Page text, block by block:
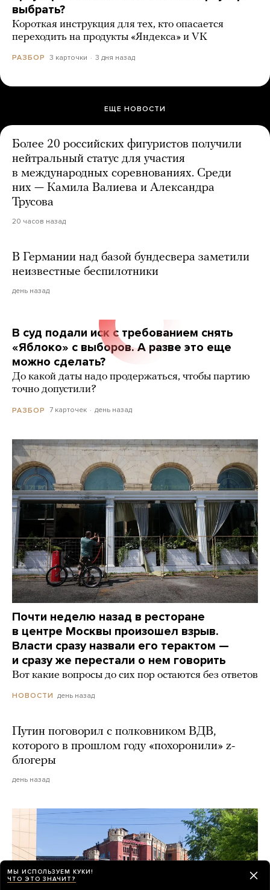
выбрать?
Короткая инструкция для тех, кто опасается
переходить на продукты «Яндекса» и VK
РАЗБОР 3 карточки 3 дня назад
ЕЩЕ НОВОСТИ
Более 20 российских фигуристов получили
нейтральный статус для участия
в международных соревнованиях. Среди
них — Камила Валиева и Александра
Трусова
20 часов назад
В Германии над базой бундесвера заметили
неизвестные беспилотники
день назад
В суд подали иск с требованием снять
«Яблоко» с выборов. А разве это еще
можно сделать?
До какой даты надо продержаться, чтобы партию
точно допустили?
РАЗБОР 7 карточек день назад
Почти неделю назад в ресторане
в центре Москвы произошел взрыв.
Власти сразу назвали его терактом —
и сразу же перестали о нем говорить
Вот какие вопросы до сих пор остаются без ответов
НОВОСТИ день назад
Путин поговорил с полковником ВДВ,
которого в прошлом году «похоронили» z-
блогеры
день назад
МЫ ИСПОЛЬЗУЕМ КУКИ!
ЧТО ЭТО ЗНАЧИТ?